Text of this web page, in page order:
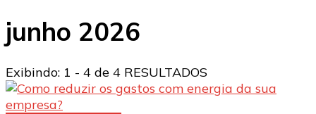
junho 2026
Exibindo: 1 - 4 de 4 RESULTADOS